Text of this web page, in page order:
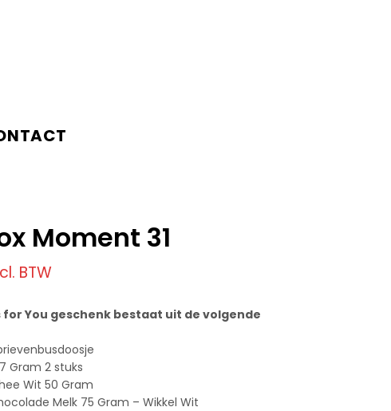
Moment 31
BTW
for You geschenk bestaat uit de volgende
Gram 2 stuks
Wit 50 Gram
Melk 75 Gram – Wikkel Wit